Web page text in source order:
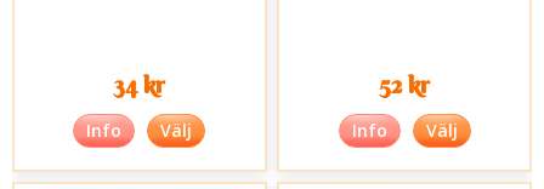
34 kr
Info Välj
52 kr
Info Välj